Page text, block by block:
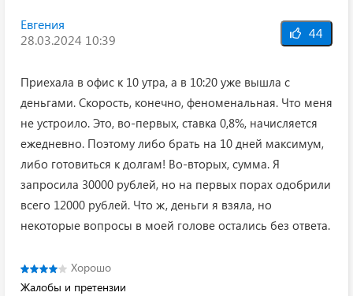
Евгения
28.03.2024 10:39
44
Приехала в офис к 10 утра, а в 10:20 уже вышла с
деньгами. Скорость, конечно, феноменальная. Что меня
не устроило. Это, во-первых, ставка 0,8%, начисляется
ежедневно. Поэтому либо брать на 10 дней максимум,
либо готовиться к долгам! Во-вторых, сумма. Я
запросила 30000 рублей, но на первых порах одобрили
всего 12000 рублей. Что ж, деньги я взяла, но
некоторые вопросы в моей голове остались без ответа.
Хорошо
Жалобы и претензии